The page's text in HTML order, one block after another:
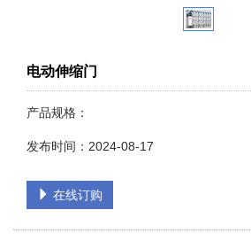
电动伸缩门
产品规格：
发布时间：2024-08-17
在线订购